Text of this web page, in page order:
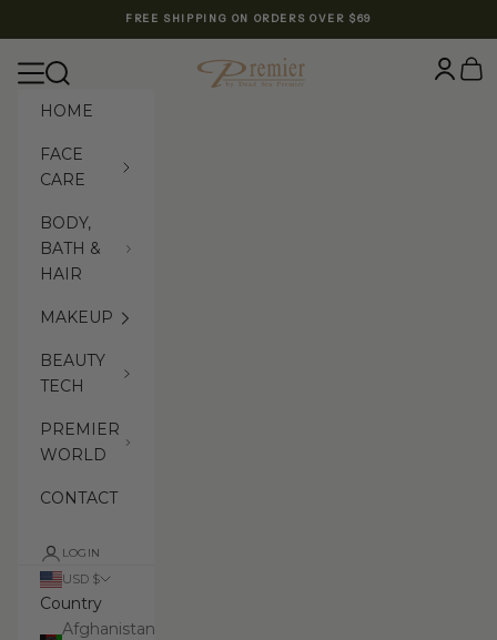
FREE SHIPPING ON ORDERS OVER $69
Premier Dead Sea International Website
Navigation menu
Search Login
Cart
HOME
FACE
CARE
BODY,
BATH &
HAIR
MAKEUP
BEAUTY
TECH
PREMIER
WORLD
CONTACT
LOGIN
USD $
Country
Afghanistan